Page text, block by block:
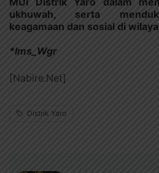
ukhuwah, serta
keagamaan dan sosial di
*Ims_Wgr
[Nabire.Net]
Distrik Yaro